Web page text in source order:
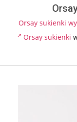
Orsay sukienki
Orsay sukienki